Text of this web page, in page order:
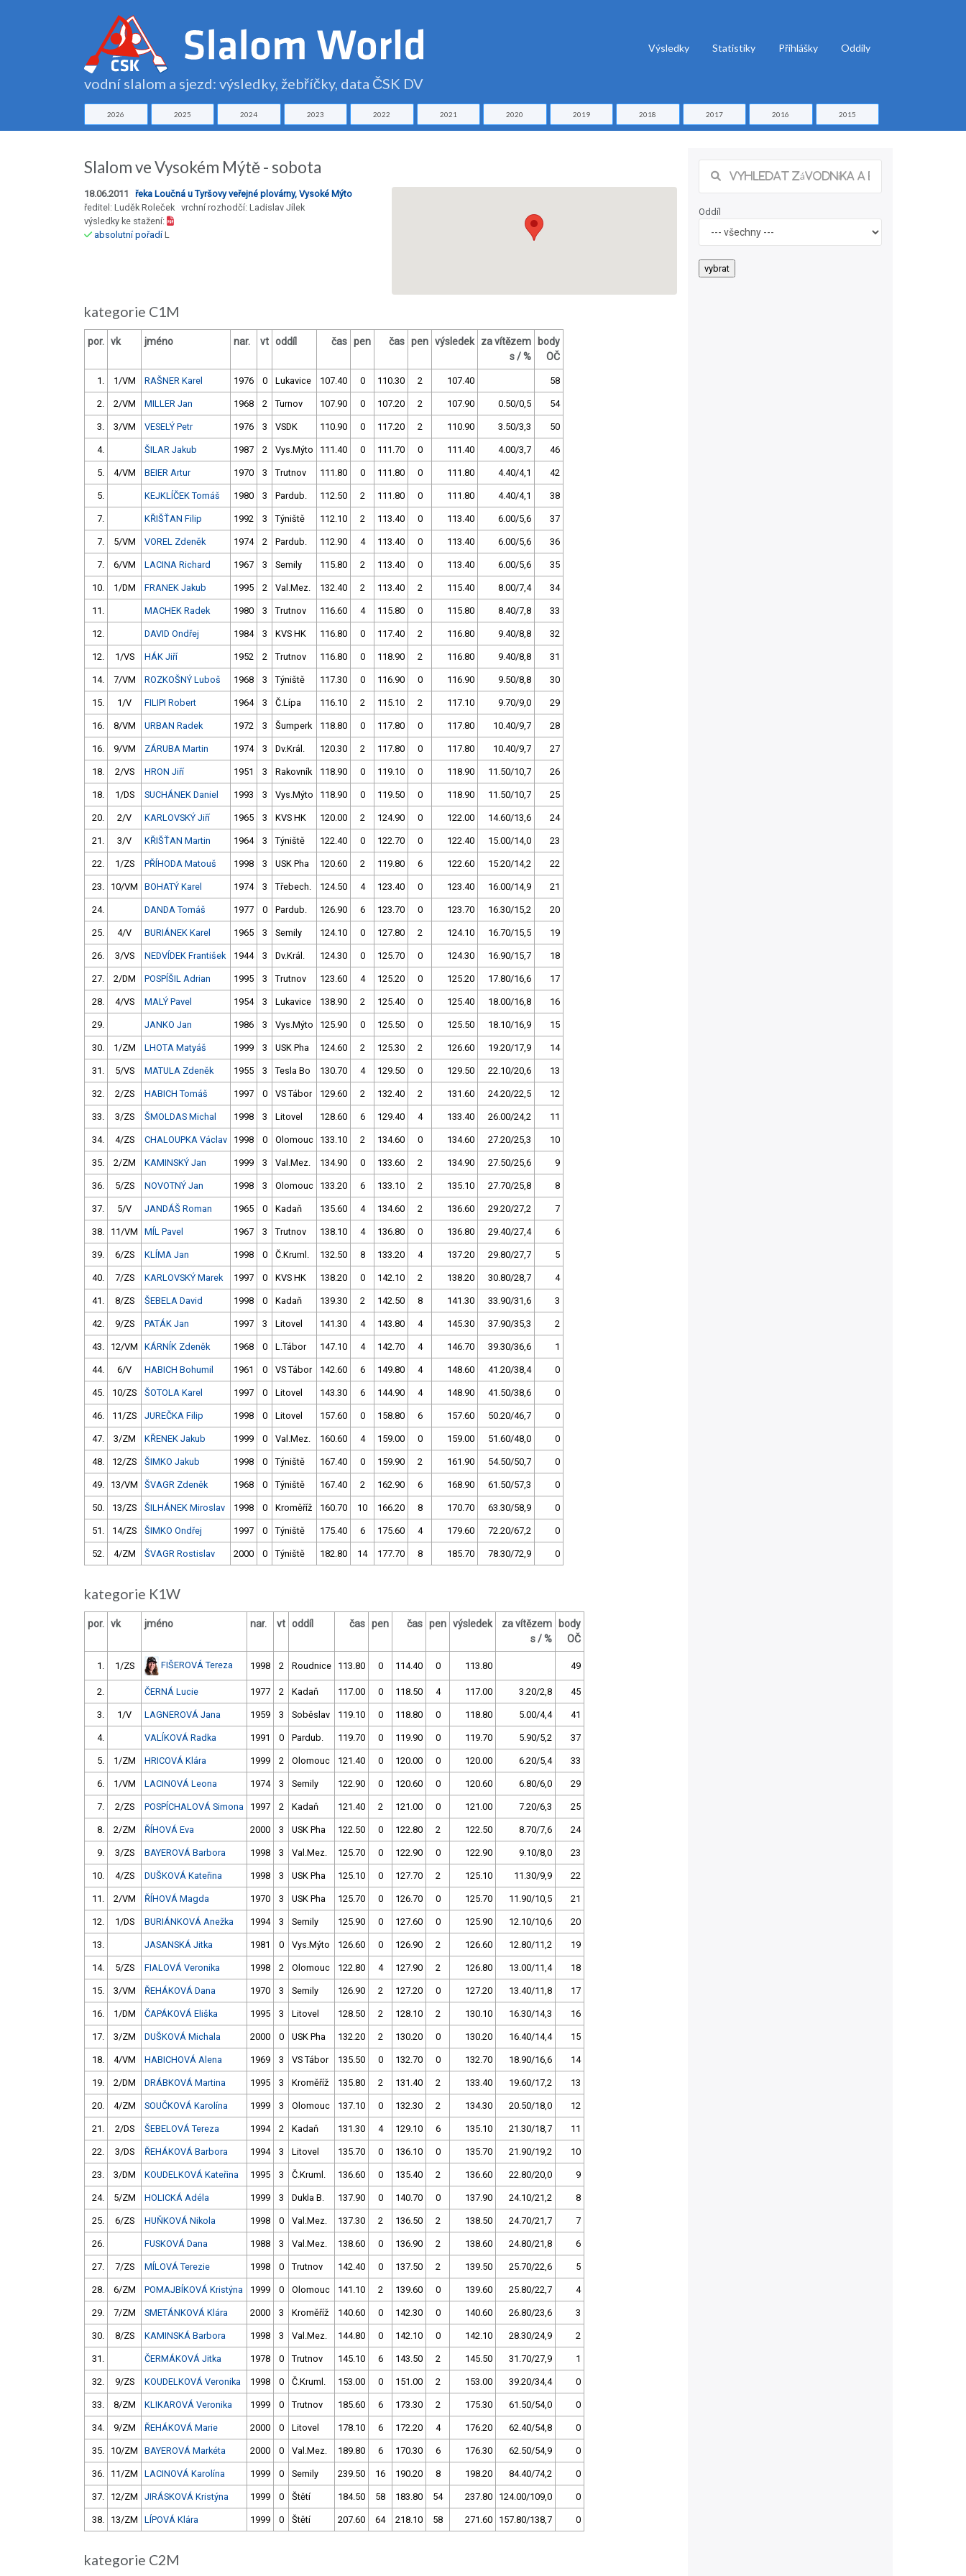
vodní slalom a sjezd: výsledky, žebříčky, data ČSK DV
Výsledky Statistiky Přihlášky Oddíly
2026 2025 2024 2023 2022 2021 2020 2019 2018 2017 2016 2015
Slalom ve Vysokém Mýtě - sobota
18.06.2011 řeka Loučná u Tyršovy veřejné plovárny, Vysoké Mýto
ředitel: Luděk Roleček vrchní rozhodčí: Ladislav Jílek
výsledky ke stažení:
absolutní pořadíL
kategorie C1M
por. vk jméno nar. vt oddíl čas pen čas pen výsledek
za vítězem
s / %
body
OČ
1. 1/VM RAŠNER Karel 1976 0 Lukavice 107.40 0 110.30 2 107.40 58
2. 2/VM MILLER Jan 1968 2 Turnov 107.90 0 107.20 2 107.90 0.50/0,5 54
3. 3/VM VESELÝ Petr 1976 3 VSDK 110.90 0 117.20 2 110.90 3.50/3,3 50
4. ŠILAR Jakub 1987 2 Vys.Mýto 111.40 0 111.70 0 111.40 4.00/3,7 46
5. 4/VM BEIER Artur 1970 3 Trutnov 111.80 0 111.80 0 111.80 4.40/4,1 42
5. KEJKLÍČEK Tomáš 1980 3 Pardub. 112.50 2 111.80 0 111.80 4.40/4,1 38
7. KŘIŠŤAN Filip 1992 3 Týniště 112.10 2 113.40 0 113.40 6.00/5,6 37
7. 5/VM VOREL Zdeněk 1974 2 Pardub. 112.90 4 113.40 0 113.40 6.00/5,6 36
7. 6/VM LACINA Richard 1967 3 Semily 115.80 2 113.40 0 113.40 6.00/5,6 35
10. 1/DM FRANEK Jakub 1995 2 Val.Mez. 132.40 2 113.40 2 115.40 8.00/7,4 34
11. MACHEK Radek 1980 3 Trutnov 116.60 4 115.80 0 115.80 8.40/7,8 33
12. DAVID Ondřej 1984 3 KVS HK 116.80 0 117.40 2 116.80 9.40/8,8 32
12. 1/VS HÁK Jiří 1952 2 Trutnov 116.80 0 118.90 2 116.80 9.40/8,8 31
14. 7/VM ROZKOŠNÝ Luboš 1968 3 Týniště 117.30 0 116.90 0 116.90 9.50/8,8 30
15. 1/V FILIPI Robert 1964 3 Č.Lípa 116.10 2 115.10 2 117.10 9.70/9,0 29
16. 8/VM URBAN Radek 1972 3 Šumperk 118.80 0 117.80 0 117.80 10.40/9,7 28
16. 9/VM ZÁRUBA Martin 1974 3 Dv.Král. 120.30 2 117.80 0 117.80 10.40/9,7 27
18. 2/VS HRON Jiří 1951 3 Rakovník 118.90 0 119.10 0 118.90 11.50/10,7 26
18. 1/DS SUCHÁNEK Daniel 1993 3 Vys.Mýto 118.90 0 119.50 0 118.90 11.50/10,7 25
20. 2/V KARLOVSKÝ Jiří 1965 3 KVS HK 120.00 2 124.90 0 122.00 14.60/13,6 24
21. 3/V KŘIŠŤAN Martin 1964 3 Týniště 122.40 0 122.70 0 122.40 15.00/14,0 23
22. 1/ZS PŘÍHODA Matouš 1998 3 USK Pha 120.60 2 119.80 6 122.60 15.20/14,2 22
23. 10/VM BOHATÝ Karel 1974 3 Třebech. 124.50 4 123.40 0 123.40 16.00/14,9 21
24. DANDA Tomáš 1977 0 Pardub. 126.90 6 123.70 0 123.70 16.30/15,2 20
25. 4/V BURIÁNEK Karel 1965 3 Semily 124.10 0 127.80 2 124.10 16.70/15,5 19
26. 3/VS NEDVÍDEK František 1944 3 Dv.Král. 124.30 0 125.70 0 124.30 16.90/15,7 18
27. 2/DM POSPÍŠIL Adrian 1995 3 Trutnov 123.60 4 125.20 0 125.20 17.80/16,6 17
28. 4/VS MALÝ Pavel 1954 3 Lukavice 138.90 2 125.40 0 125.40 18.00/16,8 16
29. JANKO Jan 1986 3 Vys.Mýto 125.90 0 125.50 0 125.50 18.10/16,9 15
30. 1/ZM LHOTA Matyáš 1999 3 USK Pha 124.60 2 125.30 2 126.60 19.20/17,9 14
31. 5/VS MATULA Zdeněk 1955 3 Tesla Bo 130.70 4 129.50 0 129.50 22.10/20,6 13
32. 2/ZS HABICH Tomáš 1997 0 VS Tábor 129.60 2 132.40 2 131.60 24.20/22,5 12
33. 3/ZS ŠMOLDAS Michal 1998 3 Litovel 128.60 6 129.40 4 133.40 26.00/24,2 11
34. 4/ZS CHALOUPKA Václav 1998 0 Olomouc 133.10 2 134.60 0 134.60 27.20/25,3 10
35. 2/ZM KAMINSKÝ Jan 1999 3 Val.Mez. 134.90 0 133.60 2 134.90 27.50/25,6 9
36. 5/ZS NOVOTNÝ Jan 1998 3 Olomouc 133.20 6 133.10 2 135.10 27.70/25,8 8
37. 5/V JANDÁŠ Roman 1965 0 Kadaň 135.60 4 134.60 2 136.60 29.20/27,2 7
38. 11/VM MÍL Pavel 1967 3 Trutnov 138.10 4 136.80 0 136.80 29.40/27,4 6
39. 6/ZS KLÍMA Jan 1998 0 Č.Kruml. 132.50 8 133.20 4 137.20 29.80/27,7 5
40. 7/ZS KARLOVSKÝ Marek 1997 0 KVS HK 138.20 0 142.10 2 138.20 30.80/28,7 4
41. 8/ZS ŠEBELA David 1998 0 Kadaň 139.30 2 142.50 8 141.30 33.90/31,6 3
42. 9/ZS PATÁK Jan 1997 3 Litovel 141.30 4 143.80 4 145.30 37.90/35,3 2
43. 12/VM KÁRNÍK Zdeněk 1968 0 L.Tábor 147.10 4 142.70 4 146.70 39.30/36,6 1
44. 6/V HABICH Bohumil 1961 0 VS Tábor 142.60 6 149.80 4 148.60 41.20/38,4 0
45. 10/ZS ŠOTOLA Karel 1997 0 Litovel 143.30 6 144.90 4 148.90 41.50/38,6 0
46. 11/ZS JUREČKA Filip 1998 0 Litovel 157.60 0 158.80 6 157.60 50.20/46,7 0
47. 3/ZM KŘENEK Jakub 1999 0 Val.Mez. 160.60 4 159.00 0 159.00 51.60/48,0 0
48. 12/ZS ŠIMKO Jakub 1998 0 Týniště 167.40 0 159.90 2 161.90 54.50/50,7 0
49. 13/VM ŠVAGR Zdeněk 1968 0 Týniště 167.40 2 162.90 6 168.90 61.50/57,3 0
50. 13/ZS ŠILHÁNEK Miroslav 1998 0 Kroměříž 160.70 10 166.20 8 170.70 63.30/58,9 0
51. 14/ZS ŠIMKO Ondřej 1997 0 Týniště 175.40 6 175.60 4 179.60 72.20/67,2 0
52. 4/ZM ŠVAGR Rostislav 2000 0 Týniště 182.80 14 177.70 8 185.70 78.30/72,9 0
kategorie K1W
por. vk jméno nar. vt oddíl čas pen čas pen výsledek
za vítězem
s / %
body
OČ
1. 1/ZS FIŠEROVÁ Tereza 1998 2 Roudnice 113.80 0 114.40 0 113.80 49
2. ČERNÁ Lucie 1977 2 Kadaň 117.00 0 118.50 4 117.00 3.20/2,8 45
3. 1/V LAGNEROVÁ Jana 1959 3 Soběslav 119.10 0 118.80 0 118.80 5.00/4,4 41
4. VALÍKOVÁ Radka 1991 0 Pardub. 119.70 0 119.90 0 119.70 5.90/5,2 37
5. 1/ZM HRICOVÁ Klára 1999 2 Olomouc 121.40 0 120.00 0 120.00 6.20/5,4 33
6. 1/VM LACINOVÁ Leona 1974 3 Semily 122.90 0 120.60 0 120.60 6.80/6,0 29
7. 2/ZS POSPÍCHALOVÁ Simona 1997 2 Kadaň 121.40 2 121.00 0 121.00 7.20/6,3 25
8. 2/ZM ŘÍHOVÁ Eva 2000 3 USK Pha 122.50 0 122.80 2 122.50 8.70/7,6 24
9. 3/ZS BAYEROVÁ Barbora 1998 3 Val.Mez. 125.70 0 122.90 0 122.90 9.10/8,0 23
10. 4/ZS DUŠKOVÁ Kateřina 1998 3 USK Pha 125.10 0 127.70 2 125.10 11.30/9,9 22
11. 2/VM ŘÍHOVÁ Magda 1970 3 USK Pha 125.70 0 126.70 0 125.70 11.90/10,5 21
12. 1/DS BURIÁNKOVÁ Anežka 1994 3 Semily 125.90 0 127.60 0 125.90 12.10/10,6 20
13. JASANSKÁ Jitka 1981 0 Vys.Mýto 126.60 0 126.90 2 126.60 12.80/11,2 19
14. 5/ZS FIALOVÁ Veronika 1998 2 Olomouc 122.80 4 127.90 2 126.80 13.00/11,4 18
15. 3/VM ŘEHÁKOVÁ Dana 1970 3 Semily 126.90 2 127.20 0 127.20 13.40/11,8 17
16. 1/DM ČAPÁKOVÁ Eliška 1995 3 Litovel 128.50 2 128.10 2 130.10 16.30/14,3 16
17. 3/ZM DUŠKOVÁ Michala 2000 0 USK Pha 132.20 2 130.20 0 130.20 16.40/14,4 15
18. 4/VM HABICHOVÁ Alena 1969 3 VS Tábor 135.50 0 132.70 0 132.70 18.90/16,6 14
19. 2/DM DRÁBKOVÁ Martina 1995 3 Kroměříž 135.80 2 131.40 2 133.40 19.60/17,2 13
20. 4/ZM SOUČKOVÁ Karolína 1999 3 Olomouc 137.10 0 132.30 2 134.30 20.50/18,0 12
21. 2/DS ŠEBELOVÁ Tereza 1994 2 Kadaň 131.30 4 129.10 6 135.10 21.30/18,7 11
22. 3/DS ŘEHÁKOVÁ Barbora 1994 3 Litovel 135.70 0 136.10 0 135.70 21.90/19,2 10
23. 3/DM KOUDELKOVÁ Kateřina 1995 3 Č.Kruml. 136.60 0 135.40 2 136.60 22.80/20,0 9
24. 5/ZM HOLICKÁ Adéla 1999 3 Dukla B. 137.90 0 140.70 0 137.90 24.10/21,2 8
25. 6/ZS HUŇKOVÁ Nikola 1998 0 Val.Mez. 137.30 2 136.50 2 138.50 24.70/21,7 7
26. FUSKOVÁ Dana 1988 3 Val.Mez. 138.60 0 136.90 2 138.60 24.80/21,8 6
27. 7/ZS MÍLOVÁ Terezie 1998 0 Trutnov 142.40 0 137.50 2 139.50 25.70/22,6 5
28. 6/ZM POMAJBÍKOVÁ Kristýna 1999 0 Olomouc 141.10 2 139.60 0 139.60 25.80/22,7 4
29. 7/ZM SMETÁNKOVÁ Klára 2000 3 Kroměříž 140.60 0 142.30 0 140.60 26.80/23,6 3
30. 8/ZS KAMINSKÁ Barbora 1998 3 Val.Mez. 144.80 0 142.10 0 142.10 28.30/24,9 2
31. ČERMÁKOVÁ Jitka 1978 0 Trutnov 145.10 6 143.50 2 145.50 31.70/27,9 1
32. 9/ZS KOUDELKOVÁ Veronika 1998 0 Č.Kruml. 153.00 0 151.00 2 153.00 39.20/34,4 0
33. 8/ZM KLIKAROVÁ Veronika 1999 0 Trutnov 185.60 6 173.30 2 175.30 61.50/54,0 0
34. 9/ZM ŘEHÁKOVÁ Marie 2000 0 Litovel 178.10 6 172.20 4 176.20 62.40/54,8 0
35. 10/ZM BAYEROVÁ Markéta 2000 0 Val.Mez. 189.80 6 170.30 6 176.30 62.50/54,9 0
36. 11/ZM LACINOVÁ Karolína 1999 0 Semily 239.50 16 190.20 8 198.20 84.40/74,2 0
37. 12/ZM JIRÁSKOVÁ Kristýna 1999 0 Štětí 184.50 58 183.80 54 237.80 124.00/109,0 0
38. 13/ZM LÍPOVÁ Klára 1999 0 Štětí 207.60 64 218.10 58 271.60 157.80/138,7 0
kategorie C2M
Oddíl